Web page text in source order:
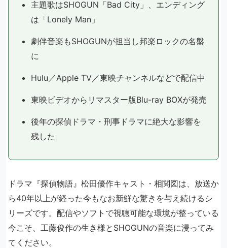
主題歌はSHOGUN「Bad City」、エンディング
は「Lonely Man」
劇伴音楽もSHOGUNが担当し邦楽ロックの名盤
に
Hulu／Apple TV／東映チャンネルなどで配信中
東映ビデオからリマスター版Blu-ray BOXが発売
後年の探偵ドラマ・刑事ドラマに絶大な影響を
残した
ドラマ『探偵物語』松田優作キャスト・相関図は、放送か
ら40年以上が経った今もなお新鮮な驚きを与え続けるシ
リーズです。配信やソフトで視聴可能な環境が整っている
今こそ、工藤俊作の生き様とSHOGUNの音楽に浸ってみ
てください。